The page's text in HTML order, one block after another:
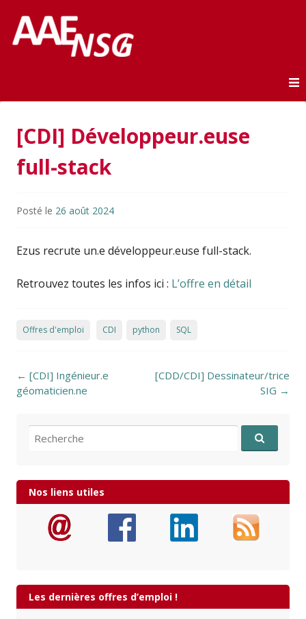
AAE-ENSG
[CDI] Développeur.euse
full-stack
Posté le 26 août 2024
Ezus recrute un.e développeur.euse full-stack.
Retrouvez toutes les infos ici : L’offre en détail
Offres d'emploi CDI python SQL
Post navigation
← [CDI] Ingénieur.e
géomaticien.ne
[CDD/CDI] Dessinateur/trice
SIG →
Recherche pour:
Nos liens utiles
Les dernières offres d’emploi !